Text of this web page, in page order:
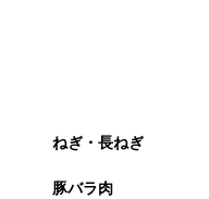
ねぎ・長ねぎ
豚バラ肉